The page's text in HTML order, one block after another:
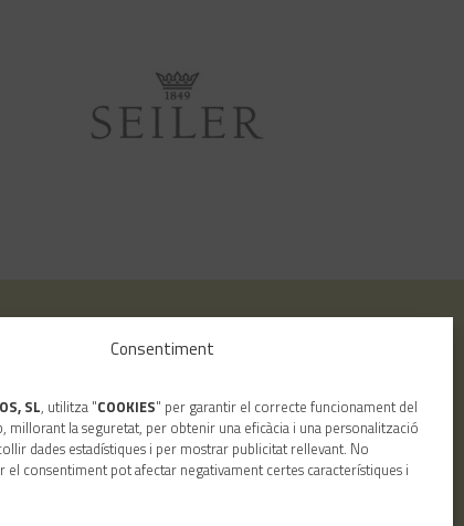
Consentiment
SL, utilitza "COOKIES" per garantir el correcte funcionament del
millorant la seguretat, per obtenir una eficàcia i una personalització
dades estadístiques i per mostrar publicitat rellevant. No
el consentiment pot afectar negativament certes característiques i
Cercar